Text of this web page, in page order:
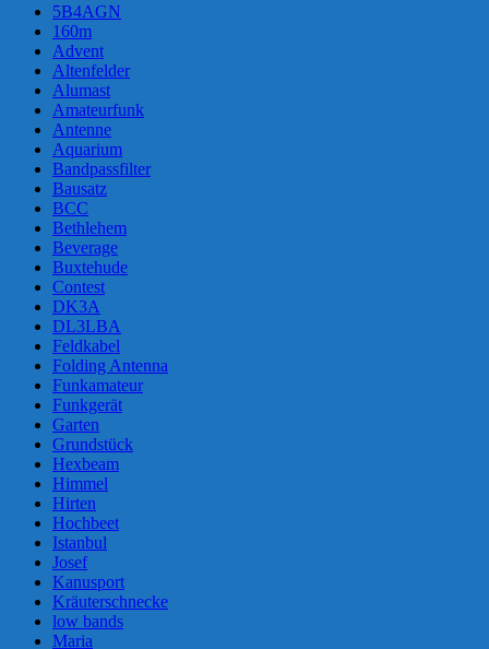
5B4AGN
160m
Advent
Altenfelder
Alumast
Amateurfunk
Antenne
Aquarium
Bandpassfilter
Bausatz
BCC
Bethlehem
Beverage
Buxtehude
Contest
DK3A
DL3LBA
Feldkabel
Folding Antenna
Funkamateur
Funkgerät
Garten
Grundstück
Hexbeam
Himmel
Hirten
Hochbeet
Istanbul
Josef
Kanusport
Kräuterschnecke
low bands
Maria